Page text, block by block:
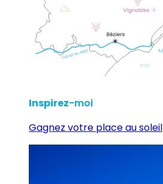
Inspirez-moi
Gagnez votre place au soleil